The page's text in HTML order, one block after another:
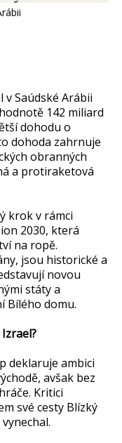
Saúdské Arábii
142 miliard
dohodu o
dohoda zahrnuje
obranných
a protiraketová
krok v rámci
2030, která
na ropě.
jsou historické a
novou
státy a
Bílého domu.
deklaruje ambici
avšak bez
Kritici
své cesty Blízký